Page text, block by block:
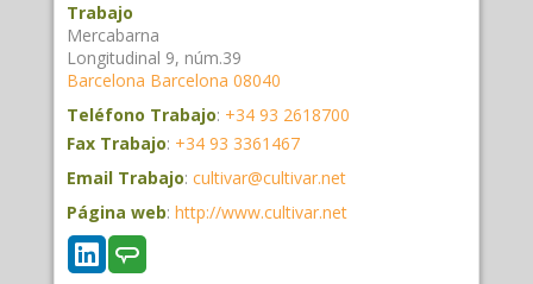
Trabajo
Mercabarna
Longitudinal 9, núm.39
Barcelona Barcelona 08040
Teléfono Trabajo: +34 93 2618700
Fax Trabajo: +34 93 3361467
Email Trabajo: cultivar@cultivar.net
Página web: http://www.cultivar.net